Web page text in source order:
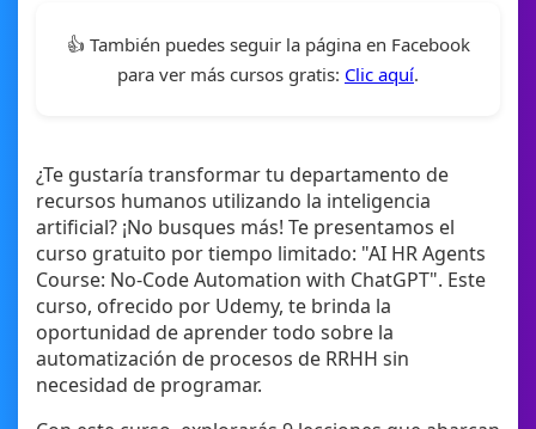
👍 También puedes seguir la página en Facebook
para ver más cursos gratis: Clic aquí.
¿Te gustaría transformar tu departamento de
recursos humanos utilizando la inteligencia
artificial? ¡No busques más! Te presentamos el
curso gratuito por tiempo limitado: "AI HR Agents
Course: No-Code Automation with ChatGPT". Este
curso, ofrecido por Udemy, te brinda la
oportunidad de aprender todo sobre la
automatización de procesos de RRHH sin
necesidad de programar.